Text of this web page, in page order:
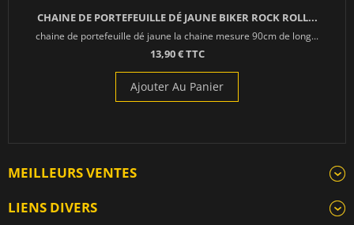
CHAINE DE PORTEFEUILLE DÉ JAUNE BIKER ROCK ROLL...
chaine de portefeuille dé jaune la chaine mesure 90cm de long...
13,90 € TTC
Ajouter Au Panier
MEILLEURS VENTES
LIENS DIVERS